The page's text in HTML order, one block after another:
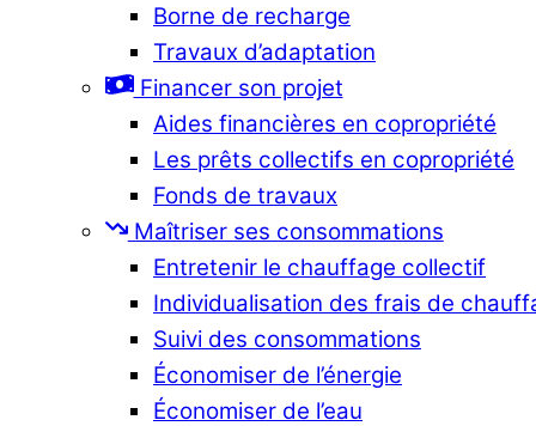
Borne de recharge
Travaux d’adaptation
Financer son projet
Aides financières en copropriété
Les prêts collectifs en copropriété
Fonds de travaux
Maîtriser ses consommations
Entretenir le chauffage collectif
Individualisation des frais de
Suivi des consommations
Économiser de l’énergie
Économiser de l’eau